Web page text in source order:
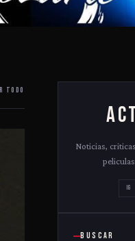
TODO
Noticias,
IG
BUSCAR